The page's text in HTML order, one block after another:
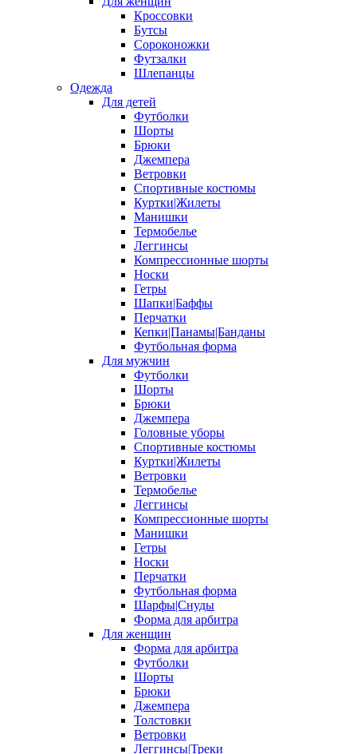
Кроссовки
Бутсы
Сороконожки
Футзалки
Шлепанцы
Одежда
Для детей
Футболки
Шорты
Брюки
Джемпера
Ветровки
Спортивные костюмы
Куртки|Жилеты
Манишки
Термобелье
Леггинсы
Компрессионные шорты
Носки
Гетры
Шапки|Баффы
Перчатки
Кепки|Панамы|Банданы
Футбольная форма
Для мужчин
Футболки
Шорты
Брюки
Джемпера
Головные уборы
Спортивные костюмы
Куртки|Жилеты
Ветровки
Термобелье
Леггинсы
Компрессионные шорты
Манишки
Гетры
Носки
Перчатки
Футбольная форма
Шарфы|Снуды
Форма для арбитра
Для женщин
Форма для арбитра
Футболки
Шорты
Брюки
Джемпера
Толстовки
Ветровки
Леггинсы|Треки